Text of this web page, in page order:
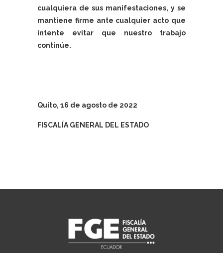
cualquiera de sus manifestaciones, y se
mantiene firme ante cualquier acto que
intente evitar que nuestro trabajo
continúe.
Quito, 16 de agosto de 2022
FISCALÍA GENERAL DEL ESTADO